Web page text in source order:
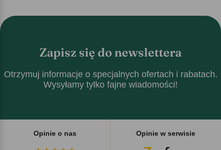
Zapisz się do newslettera
Otrzymuj informacje o specjalnych ofertach i rabatach.
Wysyłamy tylko fajne wiadomości!
Opinie o nas Opinie w serwisie